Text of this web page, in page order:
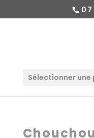
Sélectionner une